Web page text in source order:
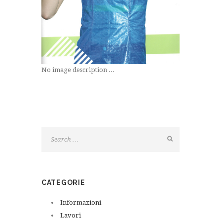
No image description ...
CATEGORIE
Informazioni
Lavori